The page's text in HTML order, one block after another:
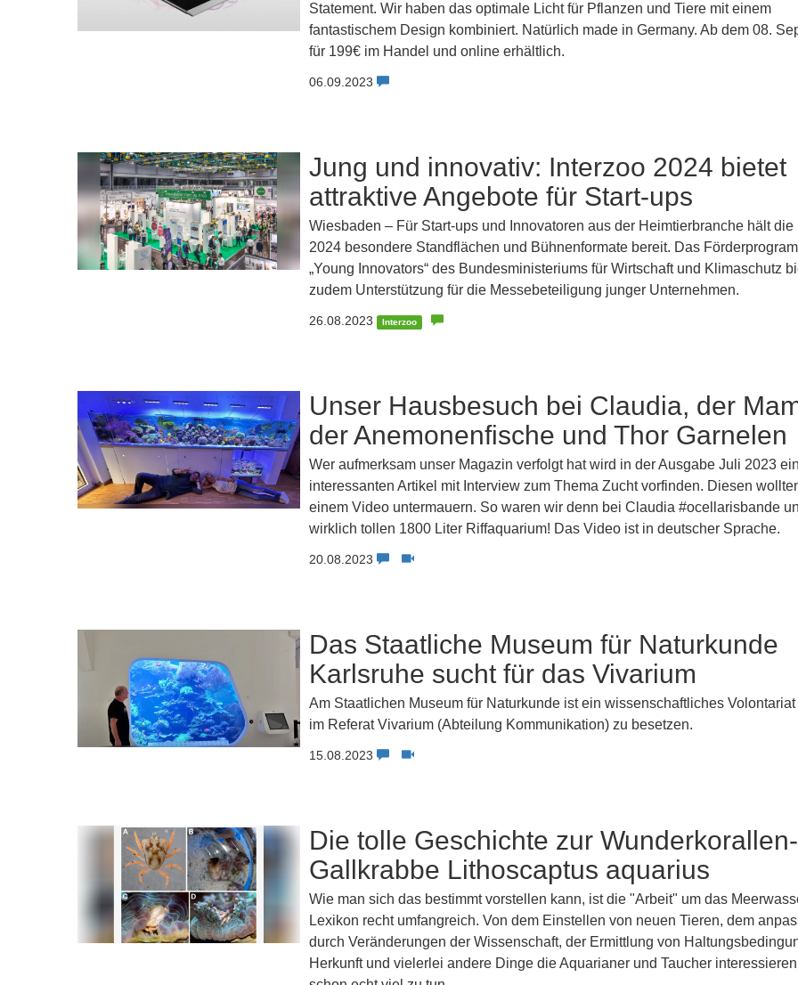
Statement. Wir haben das optimale Licht für Pflanzen und Tiere mit einem
fantastischem Design kombiniert. Natürlich made in Germany. Ab dem 08.
für 199€ im Handel und online erhältlich.
06.09.2023
Jung und innovativ: Interzoo 2024 bietet
attraktive Angebote für Start-ups
Wiesbaden – Für Start-ups und Innovatoren aus der Heimtierbranche hält die
2024 besondere Standflächen und Bühnenformate bereit. Das
„Young Innovators“ des Bundesministeriums für Wirtschaft und Klimaschutz
zudem Unterstützung für die Messebeteiligung junger Unternehmen.
26.08.2023 Interzoo
Unser Hausbesuch bei Claudia, der
der Anemonenfische und Thor Garnelen
Wer aufmerksam unser Magazin verfolgt hat wird in der Ausgabe Juli 2023
interessanten Artikel mit Interview zum Thema Zucht vorfinden. Diesen
einem Video untermauern. So waren wir denn bei Claudia #ocellarisbande
wirklich tollen 1800 Liter Riffaquarium! Das Video ist in deutscher Sprache.
20.08.2023
Das Staatliche Museum für Naturkunde
Karlsruhe sucht für das Vivarium
Am Staatlichen Museum für Naturkunde ist ein wissenschaftliches Volontariat
im Referat Vivarium (Abteilung Kommunikation) zu besetzen.
15.08.2023
Die tolle Geschichte zur Wunderkorallen-
Gallkrabbe Lithoscaptus aquarius
Wie man sich das bestimmt vorstellen kann, ist die "Arbeit" um das
Lexikon recht umfangreich. Von dem Einstellen von neuen Tieren, dem
durch Veränderungen der Wissenschaft, der Ermittlung von
Herkunft und vielerlei andere Dinge die Aquarianer und Taucher